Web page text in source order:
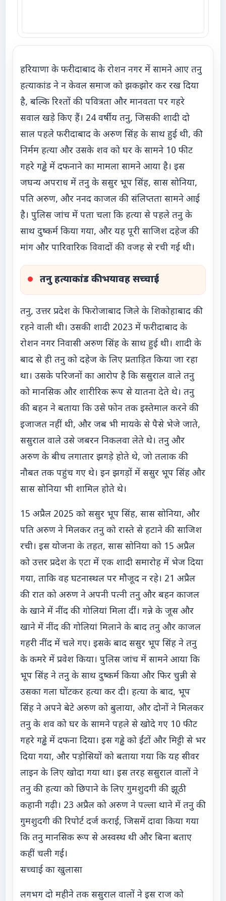
हरियाणा के फरीदाबाद के रोशन नगर में सामने आए तनु
हत्याकांड ने न केवल समाज को झकझोर कर रख दिया
है, बल्कि रिश्तों की पवित्रता और मानवता पर गहरे
सवाल खड़े किए हैं। 24 वर्षीय तनु, जिसकी शादी दो
साल पहले फरीदाबाद के अरुण सिंह के साथ हुई थी, की
निर्मम हत्या और उसके शव को घर के सामने 10 फीट
गहरे गड्ढे में दफनाने का मामला सामने आया है। इस
जघन्य अपराध में तनु के ससुर भूप सिंह, सास सोनिया,
पति अरुण, और ननद काजल की संलिप्तता सामने आई
है। पुलिस जांच में पता चला कि हत्या से पहले तनु के
साथ दुष्कर्म किया गया, और यह पूरी साजिश दहेज की
मांग और पारिवारिक विवादों की वजह से रची गई थी।
तनु हत्याकांड की भयावह सच्चाई
तनु, उत्तर प्रदेश के फिरोजाबाद जिले के शिकोहाबाद की
रहने वाली थी। उसकी शादी 2023 में फरीदाबाद के
रोशन नगर निवासी अरुण सिंह के साथ हुई थी। शादी के
बाद से ही तनु को दहेज के लिए प्रताड़ित किया जा रहा
था। उसके परिजनों का आरोप है कि ससुराल वाले तनु
को मानसिक और शारीरिक रूप से यातना देते थे। तनु
की बहन ने बताया कि उसे फोन तक इस्तेमाल करने की
इजाजत नहीं थी, और जब भी मायके से पैसे भेजे जाते,
ससुराल वाले उसे जबरन निकलवा लेते थे। तनु और
अरुण के बीच लगातार झगड़े होते थे, जो तलाक की
नौबत तक पहुंच गए थे। इन झगड़ों में ससुर भूप सिंह और
सास सोनिया भी शामिल होते थे।
15 अप्रैल 2025 को ससुर भूप सिंह, सास सोनिया, और
पति अरुण ने मिलकर तनु को रास्ते से हटाने की साजिश
रची। इस योजना के तहत, सास सोनिया को 15 अप्रैल
को उत्तर प्रदेश के एटा में एक शादी समारोह में भेज दिया
गया, ताकि वह घटनास्थल पर मौजूद न रहे। 21 अप्रैल
की रात को अरुण ने अपनी पत्नी तनु और बहन काजल
के खाने में नींद की गोलियां मिला दीं। गन्ने के जूस और
खाने में नींद की गोलियां मिलाने के बाद तनु और काजल
गहरी नींद में चले गए। इसके बाद ससुर भूप सिंह ने तनु
के कमरे में प्रवेश किया। पुलिस जांच में सामने आया कि
भूप सिंह ने तनु के साथ दुष्कर्म किया और फिर चुन्नी से
उसका गला घोंटकर हत्या कर दी। हत्या के बाद, भूप
सिंह ने अपने बेटे अरुण को बुलाया, और दोनों ने मिलकर
तनु के शव को घर के सामने पहले से खोदे गए 10 फीट
गहरे गड्ढे में दफना दिया। इस गड्ढे को ईंटों और मिट्टी से भर
दिया गया, और पड़ोसियों को बताया गया कि यह सीवर
लाइन के लिए खोदा गया था। इस तरह ससुराल वालों ने
तनु की हत्या को छिपाने के लिए गुमशुदगी की झूठी
कहानी गढ़ी। 23 अप्रैल को अरुण ने पल्ला थाने में तनु की
गुमशुदगी की रिपोर्ट दर्ज कराई, जिसमें दावा किया गया
कि तनु मानसिक रूप से अस्वस्थ थी और बिना बताए
कहीं चली गई।
सच्चाई का खुलासा
लगभग दो महीने तक ससुराल वालों ने इस राज को